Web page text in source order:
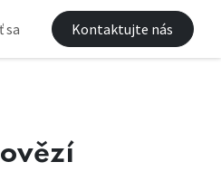
sa Kontaktujte nás